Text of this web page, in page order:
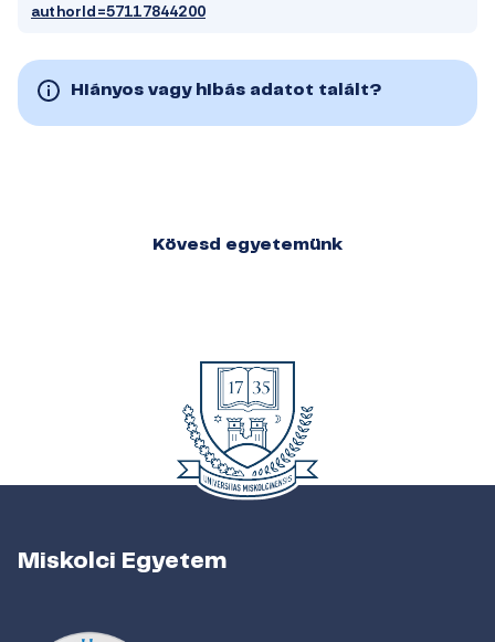
authorId=57117844200
Hiányos vagy hibás adatot talált?
Kövesd egyetemünk
Miskolci Egyetem